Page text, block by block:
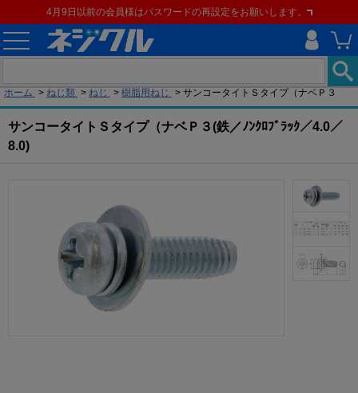
4月9日以前の会員様はパスワードの再設定をお願いします。
ホーム > ねじ類 > ねじ > 樹脂用ねじ > サンコータイトＳタイプ（ナベＰ３
サンコータイトＳタイプ（ナベＰ３(鉄／ﾉﾝｸﾛﾌﾞﾗｯｸ／4.0／
8.0)